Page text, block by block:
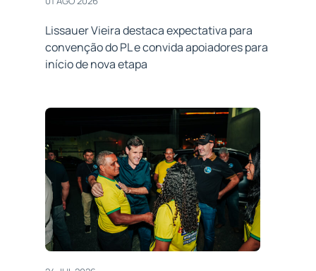
Lissauer Vieira destaca expectativa para
convenção do PL e convida apoiadores para
início de nova etapa